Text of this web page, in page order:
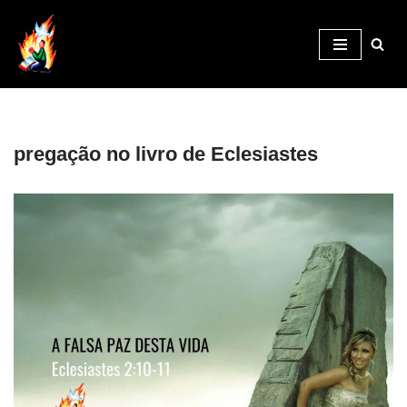
Pular
para
o
pregação no livro de Eclesiastes